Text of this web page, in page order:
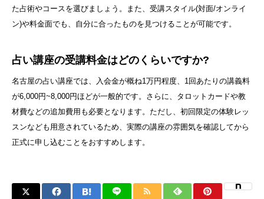
た占術やコースを選びましょう。また、受講スタイル(対面/オンライ
ン)や料金面でも、自分に合ったものを見つけることが可能です。
占い講座の受講料金はどのくらいですか?
名古屋の占い講座では、入会金が概ね1万円程度、1回あたりの講義料
が6,000円~8,000円ほどが一般的です。さらに、タロットカードや教
材費などの追加費用も必要となります。ただし、初回限定の体験レッ
スンなども用意されているため、実際の講座の雰囲気を確認してから
正式に申し込むことをおすすめします。